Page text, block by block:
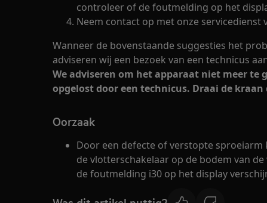
controleer of de foutmelding op het
Neem contact op met onze servicedienst
Wanneer de bovenstaande suggesties het
adviseren wij een bezoek van een technicus
We adviseren om het apparaat niet meer
opgelost door een technicus. Draai de kraan
Oorzaak
Door een defecte of verstopte
de vlotterschakelaar op de bodem van
de foutmelding i30 op het display